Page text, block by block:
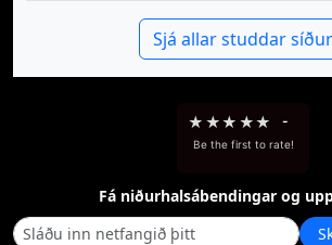
Sjá allar studdar síður
★ ★★ ★★ -
Be the first to rate!
Fá niðurhalsábendingar og